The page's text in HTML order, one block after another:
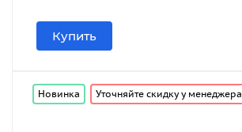
Купить
Новинка Уточняйте скидку у менеджера